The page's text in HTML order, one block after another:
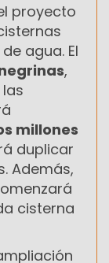
proyecto
agua. El
,
millones
duplicar
Además,
cisterna